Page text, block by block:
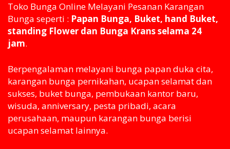
Toko Bunga Online Melayani Pesanan Karangan
Bunga seperti : Papan Bunga, Buket, hand Buket,
standing Flower dan Bunga Krans selama 24
jam.
Berpengalaman melayani bunga papan duka cita,
karangan bunga pernikahan, ucapan selamat dan
sukses, buket bunga, pembukaan kantor baru,
wisuda, anniversary, pesta pribadi, acara
perusahaan, maupun karangan bunga berisi
ucapan selamat lainnya.